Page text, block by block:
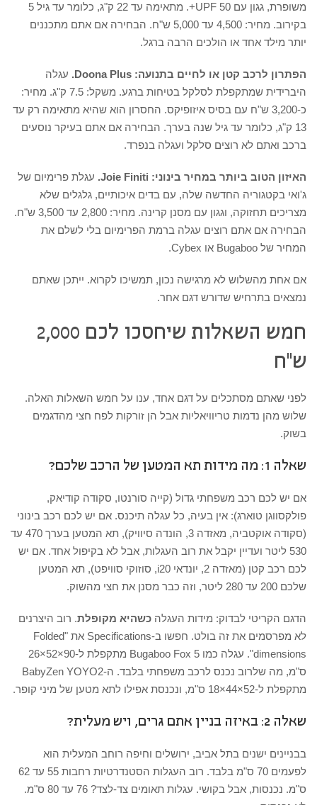
משופרת, גגון עם UPF 50+. מתאימה עד 22 ק"ג, כלומר עד גיל 5
בקירוב. מחיר: 4,500 עד 5,000 ש"ח. הבחירה אם אתם מתכננים
יותר מילד אחד או הולכים הרבה ברגל.
הפתרון לרכב קטן או לחיים בתנועה: Doona Plus.
עגלה
היברידית שמתקפלת לסלקל בטיחות ברגע. משקל: 7.5 ק"ג. מחיר:
כ-3,200 ש"ח עם בסיס איזופיקס. החסרון הוא שהיא מתאימה רק עד
13 ק"ג, כלומר עד גיל שנה בערך. הבחירה אם אתם בעיקר נוסעים
ברכב ואתם לא רוצים סלקל ועגלה בנפרד.
האיזון הטוב ביותר במחיר בינוני: Joie Finiti.
עגלת פרימיום של
ג'ואי בקטגוריה החדשה שלה, עם בדים איכותיים, גלגלים שלא
מצריכים תחזוקה, וגגון עם מסנן קרינה. מחיר: 2,800 עד 3,500 ש"ח.
הבחירה אם אתם רוצים עגלה ברמת הפרימיום בלי לשלם את
המחיר של Bugaboo או Cybex.
אם אחת מהשלוש לא מרגישה נכון, תמשיכו לקרוא. ייתכן שאתם
נמצאים בתרחיש שדורש דגם אחר.
חמש השאלות שיחסכו לכם 2,000
ש"ח
לפני שאתם מסתכלים על דגם אחד, ענו על חמש השאלות האלה.
שלוש מהן נדמות טריוויאליות אבל הן זורקות לפח חצי מהדגמים
בשוק.
שאלה 1: מה מידות תא המטען של הרכב שלכם?
אם יש לכם רכב משפחתי גדול (קייה סורנטו, סקודה קודיאק,
פולקסווגן טוארג): אין בעיה, כל עגלה תיכנס. אם יש לכם רכב בינוני
(סקודה אוקטביה, מאזדה 3, הונדה סיוויק), תא המטען בערך 470 עד
530 ליטר ועדיין יקבל את רוב העגלות, אבל לא בקיפול אחד. אם יש
לכם רכב קטן (מאזדה 2, יונדאי i20, סוזוקי סוויפט), תא המטען
שלכם 200 עד 280 ליטר, וזה כבר מסנן את חצי מהשוק.
הדגם הקריטי לבדוק: מידות העגלה כשהיא מקופלת. רוב היצרנים
לא מפרסמים את זה בולט. חפשו ב-Specifications את "Folded
dimensions". עגלה כמו Bugaboo Fox 5 מתקפלת ל-90×52×26
ס"מ, מה שלרוב נכנס לרכב משפחתי בלבד. ה-BabyZen YOYO2
מתקפלת ל-52×44×18 ס"מ, ונכנסת אפילו לתא מטען של מיני קופר.
שאלה 2: באיזה בניין אתם גרים, ויש מעלית?
בבניינים ישנים בתל אביב, ירושלים וחיפה רוחב המעלית הוא
לפעמים 70 ס"מ בלבד. רוב העגלות הסטנדרטיות רחבות 55 עד 62
ס"מ. נכנסות, אבל בקושי. עגלות תאומים צד-לצד? 76 עד 80 ס"מ.